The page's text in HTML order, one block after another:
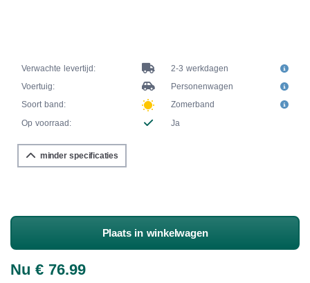
Verwachte levertijd:
2-3 werkdagen
Voertuig:
Personenwagen
Soort band:
Zomerband
Op voorraad:
Ja
minder specificaties
Plaats in winkelwagen
Nu € 76.99